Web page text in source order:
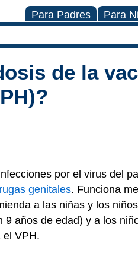
Para Padres Para
de la
por el virus del
genitales. Funciona
a las niñas y los
9 años de edad) y a los
el VPH.